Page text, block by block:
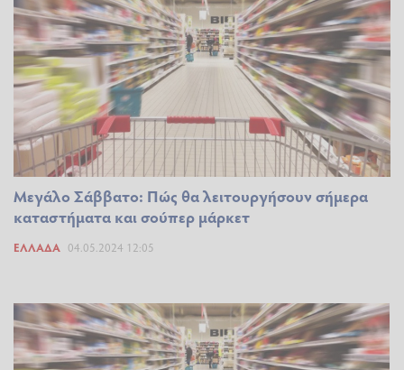
Μεγάλο Σάββατο: Πώς θα λειτουργήσουν σήμερα
καταστήματα και σούπερ μάρκετ
ΕΛΛΆΔΑ 04.05.2024 12:05